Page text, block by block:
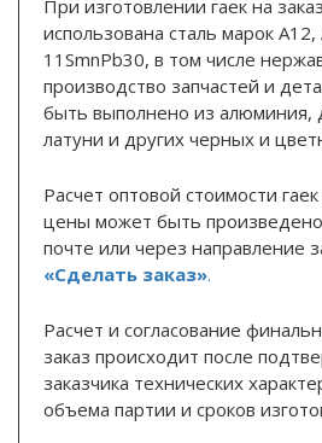
При изготовлении гаек на
использована сталь марок
11SmnPb30, в том числе
производство запчастей и
быть выполнено из
латуни и других черных и
Расчет оптовой стоимости
цены может быть
почте или через направление
«Сделать заказ».
Расчет и согласование
заказ происходит после
заказчика технических
объема партии и сроков